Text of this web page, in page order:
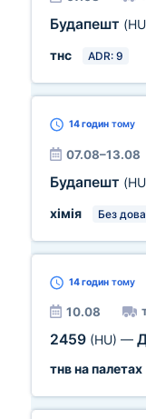
Будапешт
тнс
ADR: 9
14 годин тому
07.08–13.08
Будапешт
хімія
Без
14 годин тому
10.08
2459 (HU) —
тнв на палетах